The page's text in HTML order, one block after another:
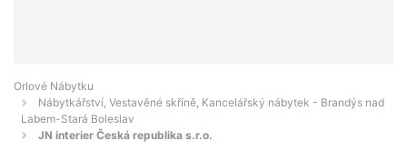
Orlové Nábytku
Nábytkářství, Vestavěné skříně, Kancelářský nábytek - Brandýs nad
Labem-Stará Boleslav
JN interier Česká republika s.r.o.